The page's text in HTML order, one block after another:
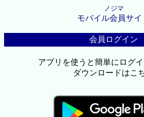
ノジマ
モバイル会員サイ
会員ログイン
アプリを使うと簡単にログ
ダウンロードはこ